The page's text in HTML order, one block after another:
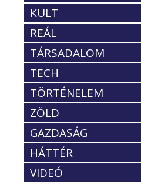
KULT
REÁL
TÁRSADALOM
TECH
TÖRTÉNELEM
ZÖLD
GAZDASÁG
HÁTTÉR
VIDEÓ